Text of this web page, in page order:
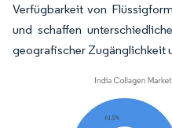
Verfügbarkeit von
und schaffen
geografischer Zugänglichkeit